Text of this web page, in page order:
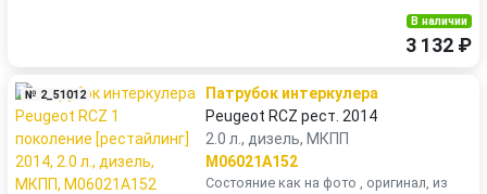
В наличии
3 132 ₽
№ 2_51012
Патрубок интеркулера
Peugeot RCZ рест. 2014
2.0 л., дизель, МКПП
M06021A152
Состояние как на фото , оригинал, из